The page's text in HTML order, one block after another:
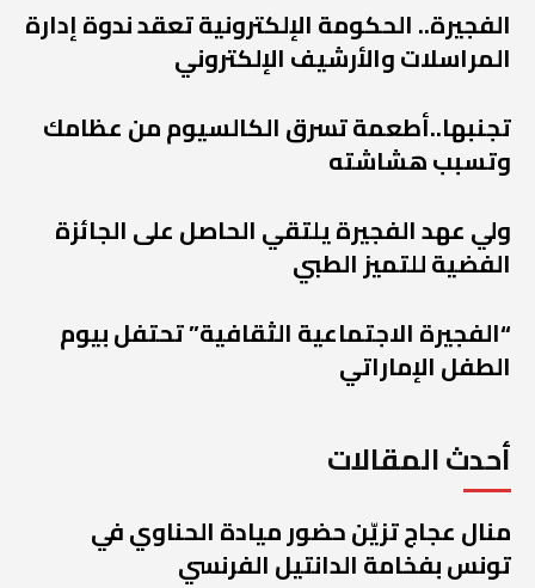
الفجيرة.. الحكومة الإلكترونية تعقد ندوة إدارة
المراسلات والأرشيف الإلكتروني
تجنبها..أطعمة تسرق الكالسيوم من عظامك
وتسبب هشاشته
ولي عهد الفجيرة يلتقي الحاصل على الجائزة
الفضية للتميز الطبي
“الفجيرة الاجتماعية الثقافية” تحتفل بيوم
الطفل الإماراتي
أحدث المقالات
منال عجاج تزيّن حضور ميادة الحناوي في
تونس بفخامة الدانتيل الفرنسي